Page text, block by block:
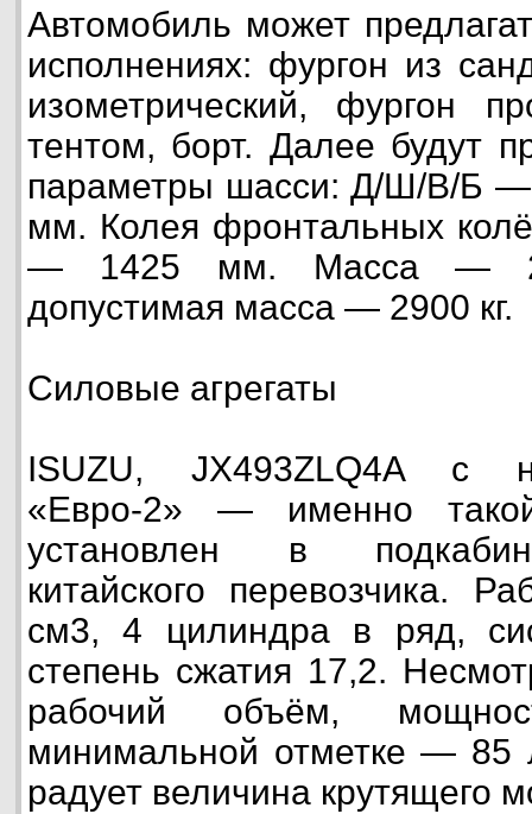
Автомобиль может
исполнениях: фургон из
изометрический, фургон
тентом, борт. Далее будут
параметры шасси: Д/Ш/В/Б —
мм. Колея фронтальных
— 1425 мм. Масса —
допустимая масса — 2900 кг.
Силовые агрегаты
ISUZU, JX493ZLQ4A с
«Евро-2» — именно
установлен в
китайского перевозчика.
см3, 4 цилиндра в ряд,
степень сжатия 17,2.
рабочий объём,
минимальной отметке — 85
радует величина